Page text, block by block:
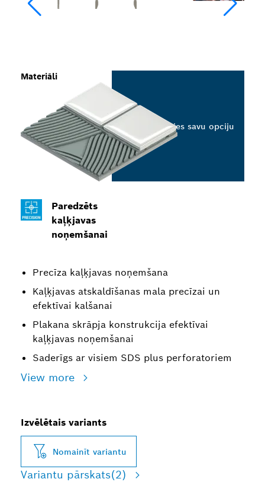
Paredzēts
kaļķjavas
noņemšanai
Precīza kaļķjavas noņemšana
Kaļķjavas atskaldīšanas mala precīzai un
efektīvai kalšanai
Plakana skrāpja konstrukcija efektīvai
kaļķjavas noņemšanai
Saderīgs ar visiem SDS plus perforatoriem
View more
Materiāli
Izvēlieties savu opciju
Izvēlētais variants
Nomainīt variantu
Variantu pārskats(2)